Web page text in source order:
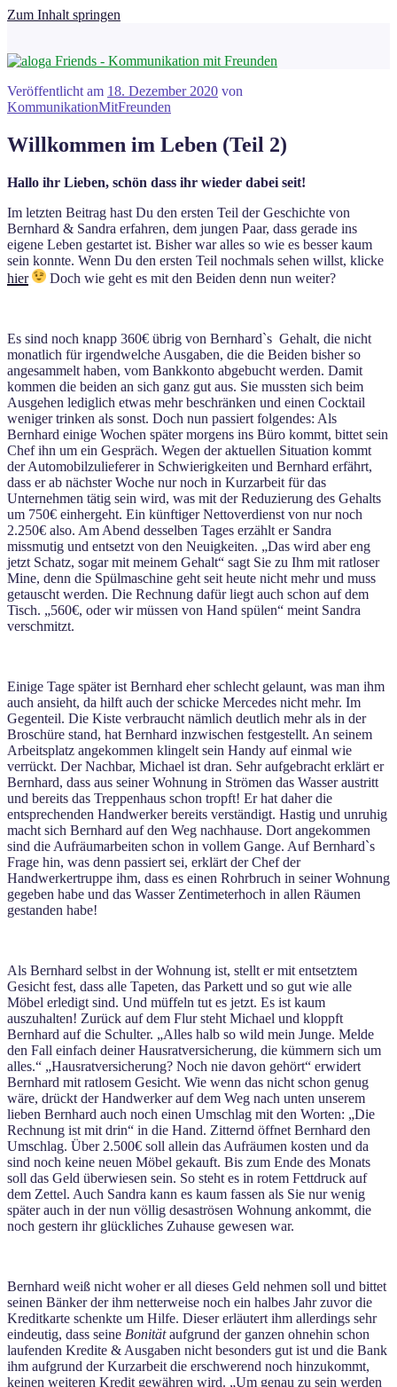
Zum Inhalt springen
Veröffentlicht am 18. Dezember 2020 von
KommunikationMitFreunden
Willkommen im Leben (Teil 2)
Hallo ihr Lieben, schön dass ihr wieder dabei seit!
Im letzten Beitrag hast Du den ersten Teil der Geschichte von
Bernhard & Sandra erfahren, dem jungen Paar, dass gerade ins
eigene Leben gestartet ist. Bisher war alles so wie es besser kaum
sein konnte. Wenn Du den ersten Teil nochmals sehen willst, klicke
hier
Doch wie geht es mit den Beiden denn nun weiter?
Es sind noch knapp 360€ übrig von Bernhard`s Gehalt, die nicht
monatlich für irgendwelche Ausgaben, die die Beiden bisher so
angesammelt haben, vom Bankkonto abgebucht werden. Damit
kommen die beiden an sich ganz gut aus. Sie mussten sich beim
Ausgehen lediglich etwas mehr beschränken und einen Cocktail
weniger trinken als sonst. Doch nun passiert folgendes: Als
Bernhard einige Wochen später morgens ins Büro kommt, bittet sein
Chef ihn um ein Gespräch. Wegen der aktuellen Situation kommt
der Automobilzulieferer in Schwierigkeiten und Bernhard erfährt,
dass er ab nächster Woche nur noch in Kurzarbeit für das
Unternehmen tätig sein wird, was mit der Reduzierung des Gehalts
um 750€ einhergeht. Ein künftiger Nettoverdienst von nur noch
2.250€ also. Am Abend desselben Tages erzählt er Sandra
missmutig und entsetzt von den Neuigkeiten. „Das wird aber eng
jetzt Schatz, sogar mit meinem Gehalt“ sagt Sie zu Ihm mit ratloser
Mine, denn die Spülmaschine geht seit heute nicht mehr und muss
getauscht werden. Die Rechnung dafür liegt auch schon auf dem
Tisch. „560€, oder wir müssen von Hand spülen“ meint Sandra
verschmitzt.
Einige Tage später ist Bernhard eher schlecht gelaunt, was man ihm
auch ansieht, da hilft auch der schicke Mercedes nicht mehr. Im
Gegenteil. Die Kiste verbraucht nämlich deutlich mehr als in der
Broschüre stand, hat Bernhard inzwischen festgestellt. An seinem
Arbeitsplatz angekommen klingelt sein Handy auf einmal wie
verrückt. Der Nachbar, Michael ist dran. Sehr aufgebracht erklärt er
Bernhard, dass aus seiner Wohnung in Strömen das Wasser austritt
und bereits das Treppenhaus schon tropft! Er hat daher die
entsprechenden Handwerker bereits verständigt. Hastig und unruhig
macht sich Bernhard auf den Weg nachhause. Dort angekommen
sind die Aufräumarbeiten schon in vollem Gange. Auf Bernhard`s
Frage hin, was denn passiert sei, erklärt der Chef der
Handwerkertruppe ihm, dass es einen Rohrbruch in seiner Wohnung
gegeben habe und das Wasser Zentimeterhoch in allen Räumen
gestanden habe!
Als Bernhard selbst in der Wohnung ist, stellt er mit entsetztem
Gesicht fest, dass alle Tapeten, das Parkett und so gut wie alle
Möbel erledigt sind. Und müffeln tut es jetzt. Es ist kaum
auszuhalten! Zurück auf dem Flur steht Michael und kloppft
Bernhard auf die Schulter. „Alles halb so wild mein Junge. Melde
den Fall einfach deiner Hausratversicherung, die kümmern sich um
alles.“ „Hausratversicherung? Noch nie davon gehört“ erwidert
Bernhard mit ratlosem Gesicht. Wie wenn das nicht schon genug
wäre, drückt der Handwerker auf dem Weg nach unten unserem
lieben Bernhard auch noch einen Umschlag mit den Worten: „Die
Rechnung ist mit drin“ in die Hand. Zitternd öffnet Bernhard den
Umschlag. Über 2.500€ soll allein das Aufräumen kosten und da
sind noch keine neuen Möbel gekauft. Bis zum Ende des Monats
soll das Geld überwiesen sein. So steht es in rotem Fettdruck auf
dem Zettel. Auch Sandra kann es kaum fassen als Sie nur wenig
später auch in der nun völlig desaströsen Wohnung ankommt, die
noch gestern ihr glückliches Zuhause gewesen war.
Bernhard weiß nicht woher er all dieses Geld nehmen soll und bittet
seinen Bänker der ihm netterweise noch ein halbes Jahr zuvor die
Kreditkarte schenkte um Hilfe. Dieser erläutert ihm allerdings sehr
eindeutig, dass seine Bonitätaufgrund der ganzen ohnehin schon
laufenden Kredite & Ausgaben nicht besonders gut ist und die Bank
ihm aufgrund der Kurzarbeit die erschwerend noch hinzukommt,
keinen weiteren Kredit gewähren wird. „Um genau zu sein werden